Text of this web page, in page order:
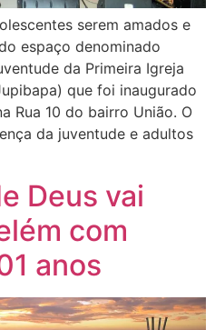
serem amados e
espaço denominado
da Primeira Igreja
que foi inaugurado
Rua 10 do bairro União. O
da juventude e adultos
Deus vai
com
anos